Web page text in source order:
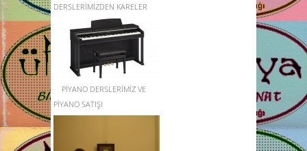
DERSLERİMİZDEN KARELER
PİYANO DERSLERİMİZ VE
PİYANO SATIŞI